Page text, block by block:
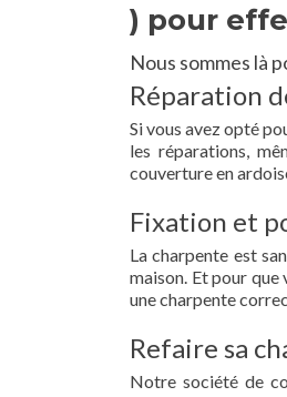
) pour
Nous sommes là
Réparation
Si vous avez opté
les réparations,
couverture en
Fixation et
La charpente est
maison. Et pour
une charpente
Refaire sa
Notre société de